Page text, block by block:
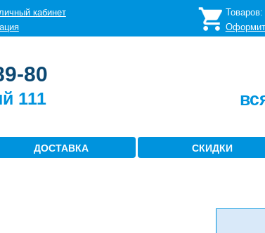
кабинет
Товаров:
80
111
ДОСТАВКА СКИДКИ